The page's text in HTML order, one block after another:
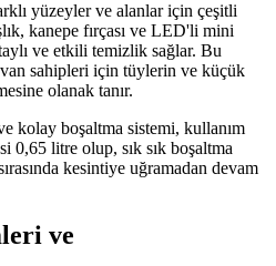
yüzeyler ve alanlar için çeşitli
kanepe fırçası ve LED'li mini
ve etkili temizlik sağlar. Bu
sahipleri için tüylerin ve küçük
olanak tanır.
kolay boşaltma sistemi, kullanım
0,65 litre olup, sık sık boşaltma
kesintiye uğramadan devam
ve